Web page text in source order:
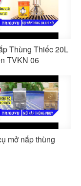
Thùng Thiếc 20L
TVKN 06
mở nắp thùng